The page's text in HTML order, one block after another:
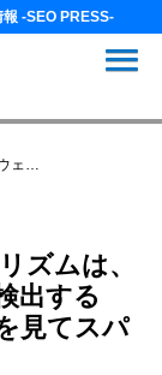
-SEO PRESS-
最新のGoogleペンギンアルゴリズムは、リンク以外のウェブスパムも検出する&amp;リンクのソースサイトを見てスパムを判断する
ズムは、
出する
見てスパ